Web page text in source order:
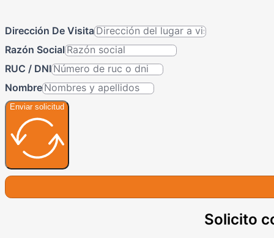
Dirección De Visita
Razón Social
RUC / DNI
Nombre
Enviar solicitud
Solicito